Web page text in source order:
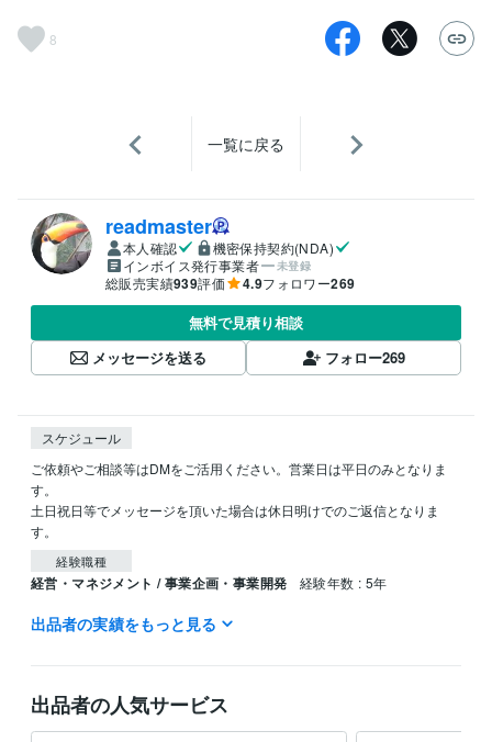
8
一覧に戻る
readmaster
本人確認
機密保持契約(NDA)
インボイス発行事業者
未登録
総販売実績939評価 4.9フォロワー269
無料で見積り相談
メッセージを送る
フォロー269
スケジュール
ご依頼やご相談等はDMをご活用ください。営業日は平日のみとなりま
す。
土日祝日等でメッセージを頂いた場合は休日明けでのご返信となりま
経験職種
経営・マネジメント / 事業企画・事業開発 経験年数 : 5年
受賞歴
サーチとアイデア出しのやり方」
ビジネス・クリエイティブツール
Excel:20年PowerPoint:10年Word:20年
出品者の実績をもっと見る
出品者の人気サービス